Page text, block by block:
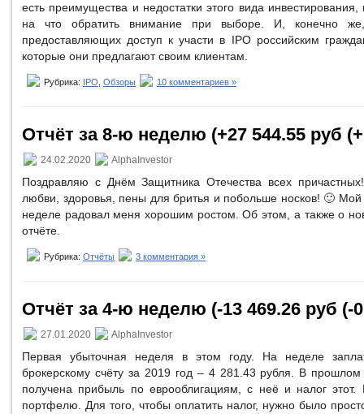
есть преимущества и недостатки этого вида
на что обратить внимание при выборе. И, конечно же,
предоставляющих доступ к участи в IPO российским
которые они предлагают своим клиентам.
Рубрика: IPO Обзоры 10 комментариев »
Отчёт за 8-ю неделю (+27 544.55 руб
24.02.2020 AlphaInvestor
Поздравляю с Днём Защитника Отечества всех
любви, здоровья, пены для бритья и побольше носков! 🙂
неделе радовал меня хорошим ростом. Об этом, а также о
отчёте.
Рубрика: Отчёты 3 комментария »
Отчёт за 4-ю неделю (-13 469.26 руб (-
27.01.2020 AlphaInvestor
Первая убыточная неделя в этом году. На неделе
брокерскому счёту за 2019 год – 4 281.43 рубля. В
получена прибыль по еврооблигациям, с неё и налог этот.
портфелю. Для того, чтобы оплатить налог, нужно было